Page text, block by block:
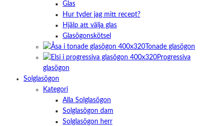
Glas
Hur tyder jag mitt recept?
Hjälp att välja glas
Glasögonskötsel
Tonade glasögon
Progressiva
glasögon
Solglasögon
Kategori
Alla Solglasögon
Solglasögon dam
Solglasögon herr